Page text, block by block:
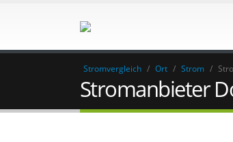
Stromvergleich / Ort / Strom /
Stromanbieter